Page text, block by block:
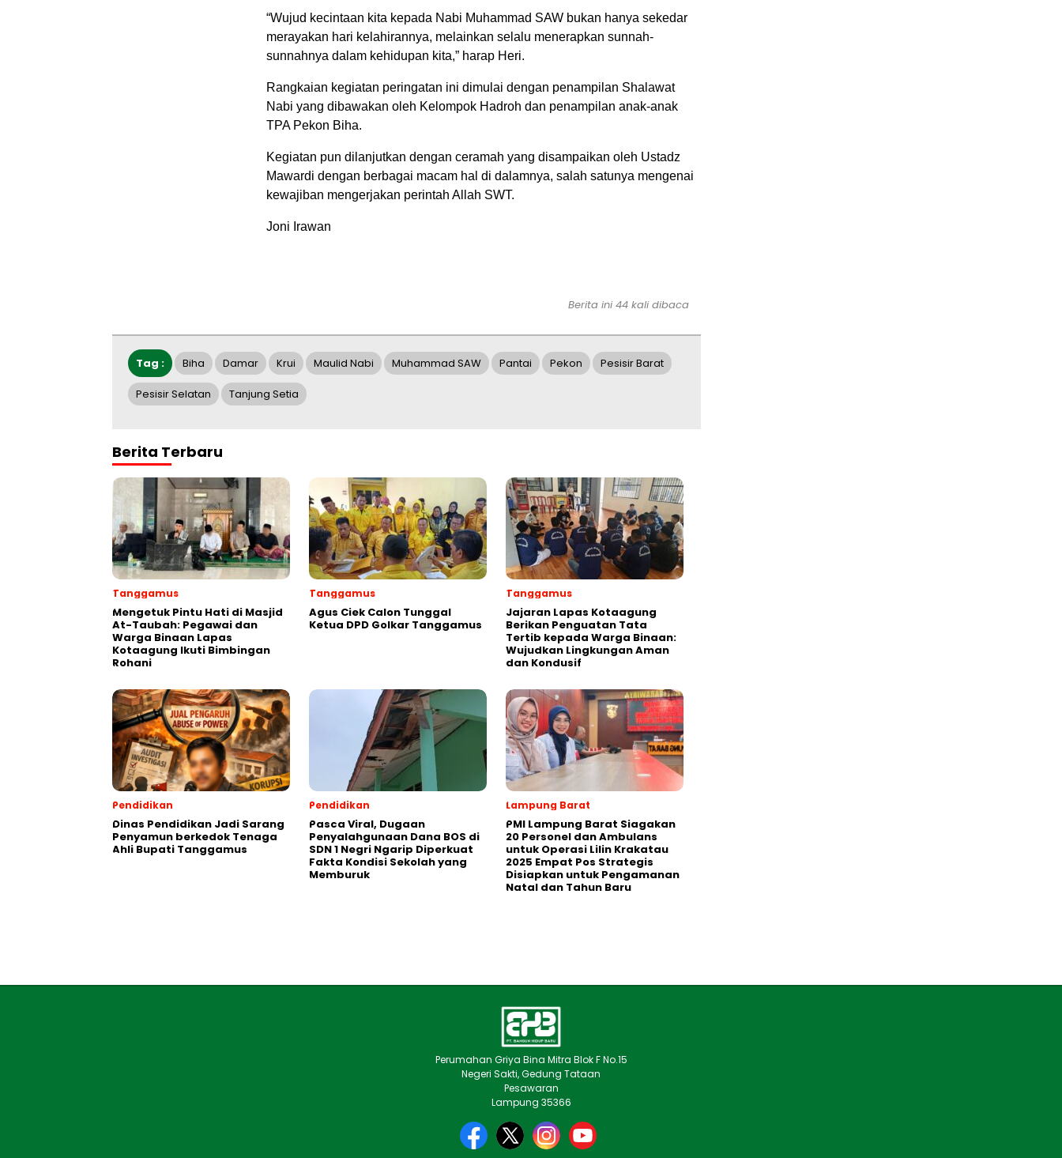
“Wujud kecintaan kita kepada Nabi Muhammad SAW bukan hanya sekedar
merayakan hari kelahirannya, melainkan selalu menerapkan sunnah-
sunnahnya dalam kehidupan kita,” harap Heri.
Rangkaian kegiatan peringatan ini dimulai dengan penampilan Shalawat
Nabi yang dibawakan oleh Kelompok Hadroh dan penampilan anak-anak
TPA Pekon Biha.
Kegiatan pun dilanjutkan dengan ceramah yang disampaikan oleh Ustadz
Mawardi dengan berbagai macam hal di dalamnya, salah satunya mengenai
kewajiban mengerjakan perintah Allah SWT.
Joni Irawan
Berita ini 44 kali dibaca
Tag : Biha Damar Krui Maulid Nabi Muhammad SAW Pantai Pekon Pesisir Barat
Pesisir Selatan Tanjung Setia
Berita Terbaru
Tanggamus
Mengetuk Pintu Hati di Masjid
At-Taubah: Pegawai dan
Warga Binaan Lapas
Kotaagung Ikuti Bimbingan
Rohani
Tanggamus
Agus Ciek Calon Tunggal
Ketua DPD Golkar Tanggamus
Tanggamus
Jajaran Lapas Kotaagung
Berikan Penguatan Tata
Tertib kepada Warga Binaan:
Wujudkan Lingkungan Aman
dan Kondusif
Pendidikan
Dinas Pendidikan Jadi Sarang
Penyamun berkedok Tenaga
Ahli Bupati Tanggamus
Pendidikan
Pasca Viral, Dugaan
Penyalahgunaan Dana BOS di
SDN 1 Negri Ngarip Diperkuat
Fakta Kondisi Sekolah yang
Memburuk
Lampung Barat
PMI Lampung Barat Siagakan
20 Personel dan Ambulans
untuk Operasi Lilin Krakatau
2025 Empat Pos Strategis
Disiapkan untuk Pengamanan
Natal dan Tahun Baru
Perumahan Griya Bina Mitra Blok F No.15
Negeri Sakti, Gedung Tataan
Pesawaran
Lampung 35366